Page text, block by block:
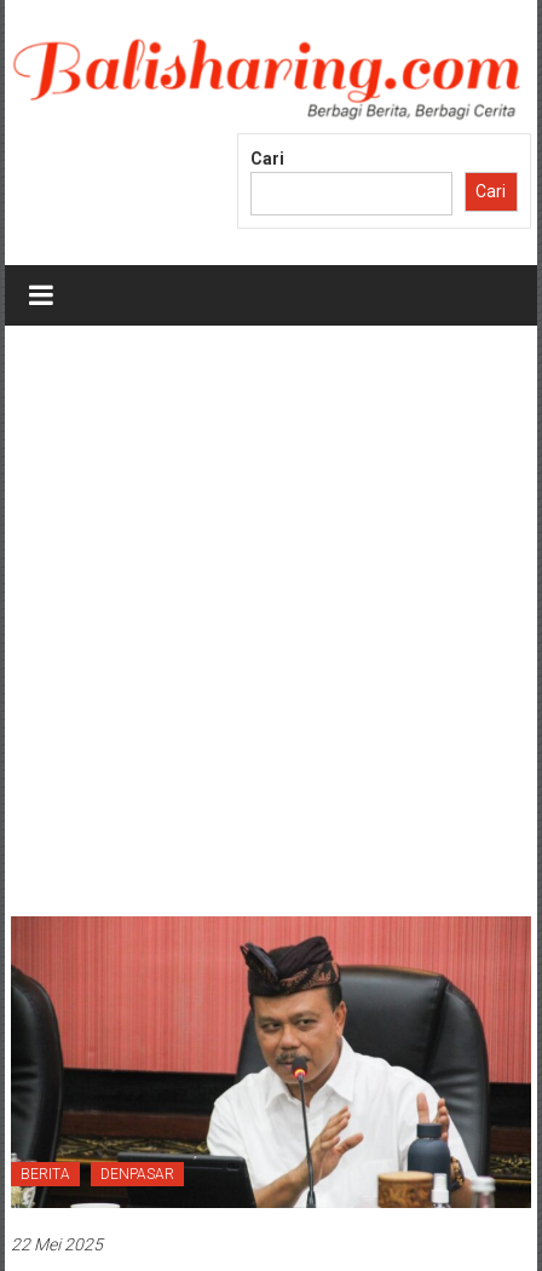
konten
Cari
Cari
BERITA DENPASAR
22 Mei 2025